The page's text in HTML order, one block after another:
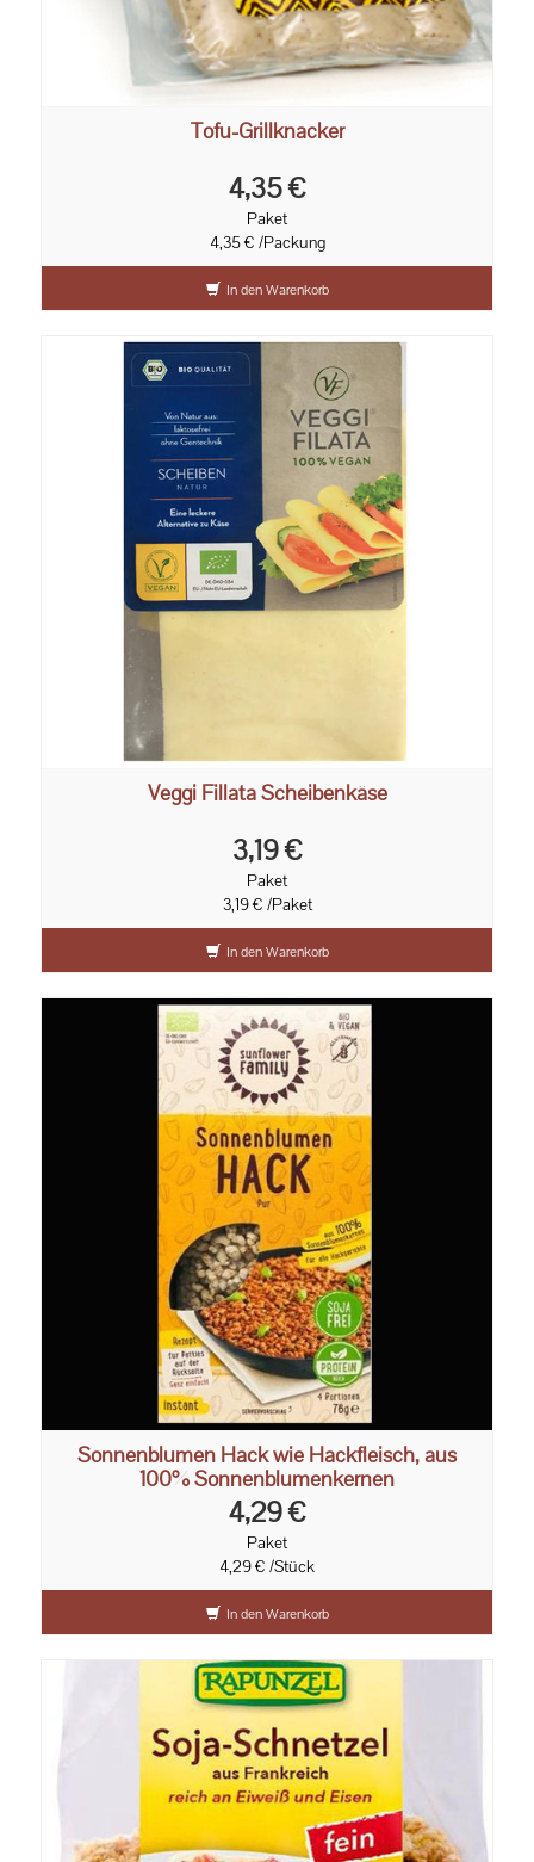
Tofu-Grillknacker
4,35 €
Paket
4,35 € /Packung
In den Warenkorb
Veggi Fillata Scheibenkäse
3,19 €
Paket
3,19 € /Paket
In den Warenkorb
Sonnenblumen Hack wie Hackfleisch, aus
100% Sonnenblumenkernen
4,29 €
Paket
4,29 € /Stück
In den Warenkorb